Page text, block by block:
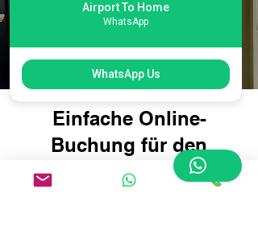
Einfache Online-
Buchung für den
internationalen
Airport To Home
WhatsApp
WhatsApp Us